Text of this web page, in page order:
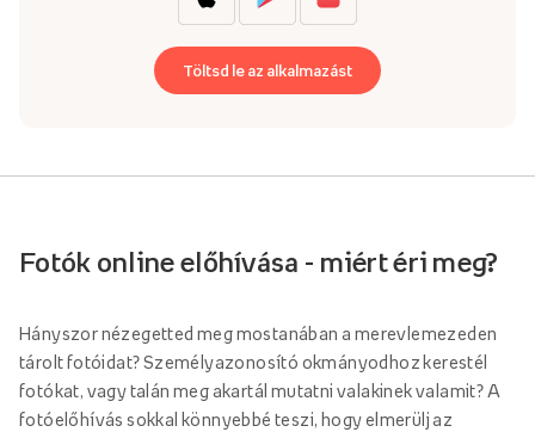
Töltsd le az alkalmazást
Fotók online előhívása - miért éri meg?
Hányszor nézegetted meg mostanában a merevlemezeden
tárolt fotóidat? Személyazonosító okmányodhoz kerestél
fotókat, vagy talán meg akartál mutatni valakinek valamit? A
fotóelőhívás sokkal könnyebbé teszi, hogy elmerülj az